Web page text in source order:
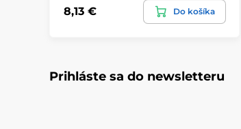
8,13 € Do košíka
Prihláste sa do newsletteru